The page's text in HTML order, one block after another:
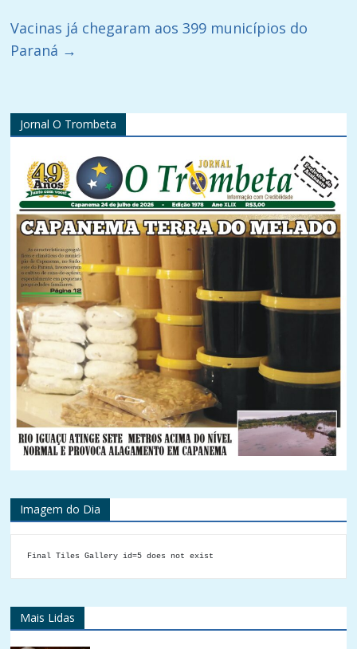
Vacinas já chegaram aos 399 municípios do
Paraná →
Jornal O Trombeta
Imagem do Dia
Final Tiles Gallery id=5 does not exist
Mais Lidas